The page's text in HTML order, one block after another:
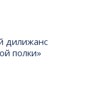
дилижанс
полки»